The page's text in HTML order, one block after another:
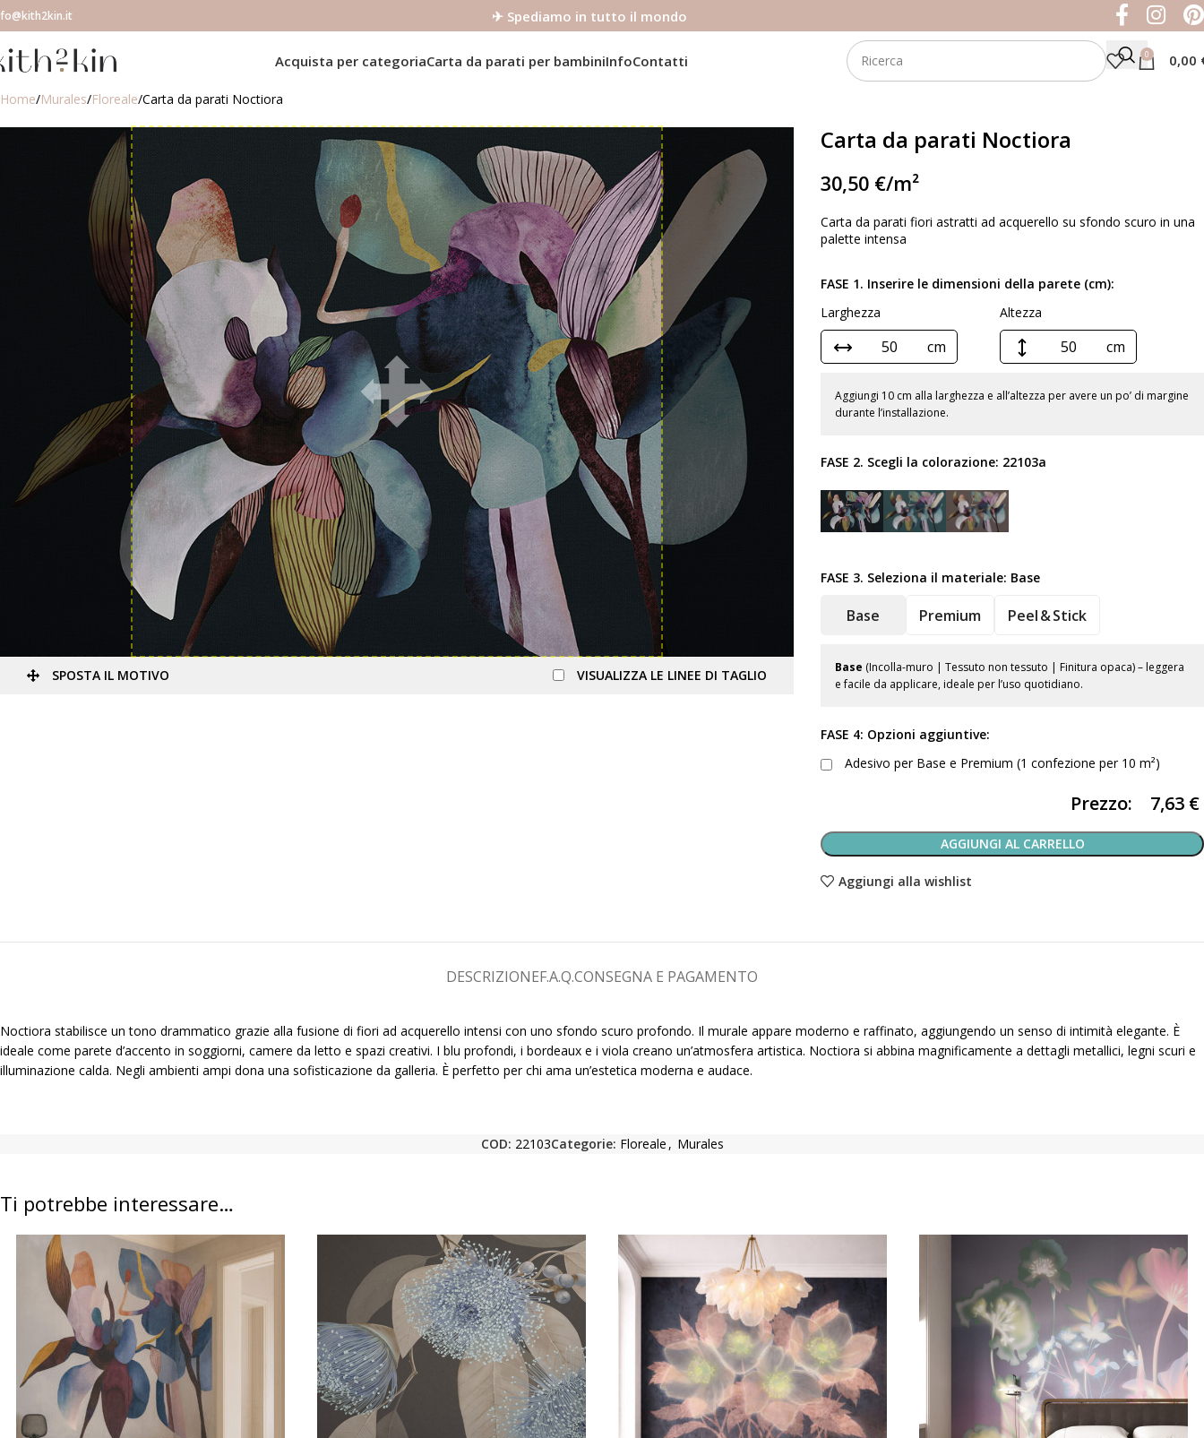
✈ Spediamo in tutto il mondo
Acquista per categoriaCarta da parati per bambiniInfoContatti 0 0,00
Home Murales Floreale Carta da parati Noctiora
SPOSTA IL MOTIVO VISUALIZZA LE LINEE DI TAGLIO
Carta da parati Noctiora
30,50 €/m²
Carta da parati fiori astratti ad acquerello su sfondo scuro in una
palette intensa
FASE 1. Inserire le dimensioni della parete (cm):
Larghezza
cm
Altezza
cm
Aggiungi 10 cm alla larghezza e all’altezza per avere un po’ di margine
durante l’installazione.
FASE 2. Scegli la colorazione: 22103a
FASE 3. Seleziona il materiale: Base
Base Premium Peel & Stick
Base (Incolla-muro | Tessuto non tessuto | Finitura opaca) – leggera
e facile da applicare, ideale per l’uso quotidiano.
FASE 4: Opzioni aggiuntive:
Adesivo per Base e Premium (1 confezione per 10 m²)
Prezzo: 7,63 €
AGGIUNGI AL CARRELLO
Aggiungi alla wishlist
DESCRIZIONEF.A.Q.CONSEGNA E PAGAMENTO
Noctiora stabilisce un tono drammatico grazie alla fusione di fiori ad acquerello intensi con uno sfondo scuro profondo. Il murale appare moderno e raffinato, aggiungendo un senso di intimità elegante. È
ideale come parete d’accento in soggiorni, camere da letto e spazi creativi. I blu profondi, i bordeaux e i viola creano un’atmosfera artistica. Noctiora si abbina magnificamente a dettagli metallici, legni scuri e
illuminazione calda. Negli ambienti ampi dona una sofisticazione da galleria. È perfetto per chi ama un’estetica moderna e audace.
COD: 22103Categorie: Floreale , Murales
Ti potrebbe interessare…